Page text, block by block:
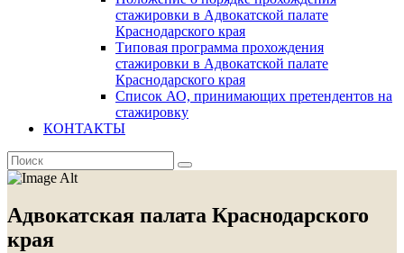
стажировки в Адвокатской палате
Краснодарского края
Типовая программа прохождения
стажировки в Адвокатской палате
Краснодарского края
Список АО, принимающих претендентов на
стажировку
КОНТАКТЫ
Адвокатская палата Краснодарского
края